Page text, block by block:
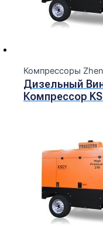
Компрессоры
Дизельный
Компрессор